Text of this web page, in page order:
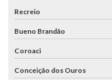
Recreio
Bueno Brandão
Coroaci
Conceição dos Ouros